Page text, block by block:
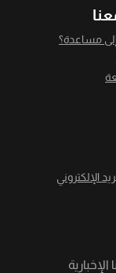
مساعدة؟
الإلكتروني